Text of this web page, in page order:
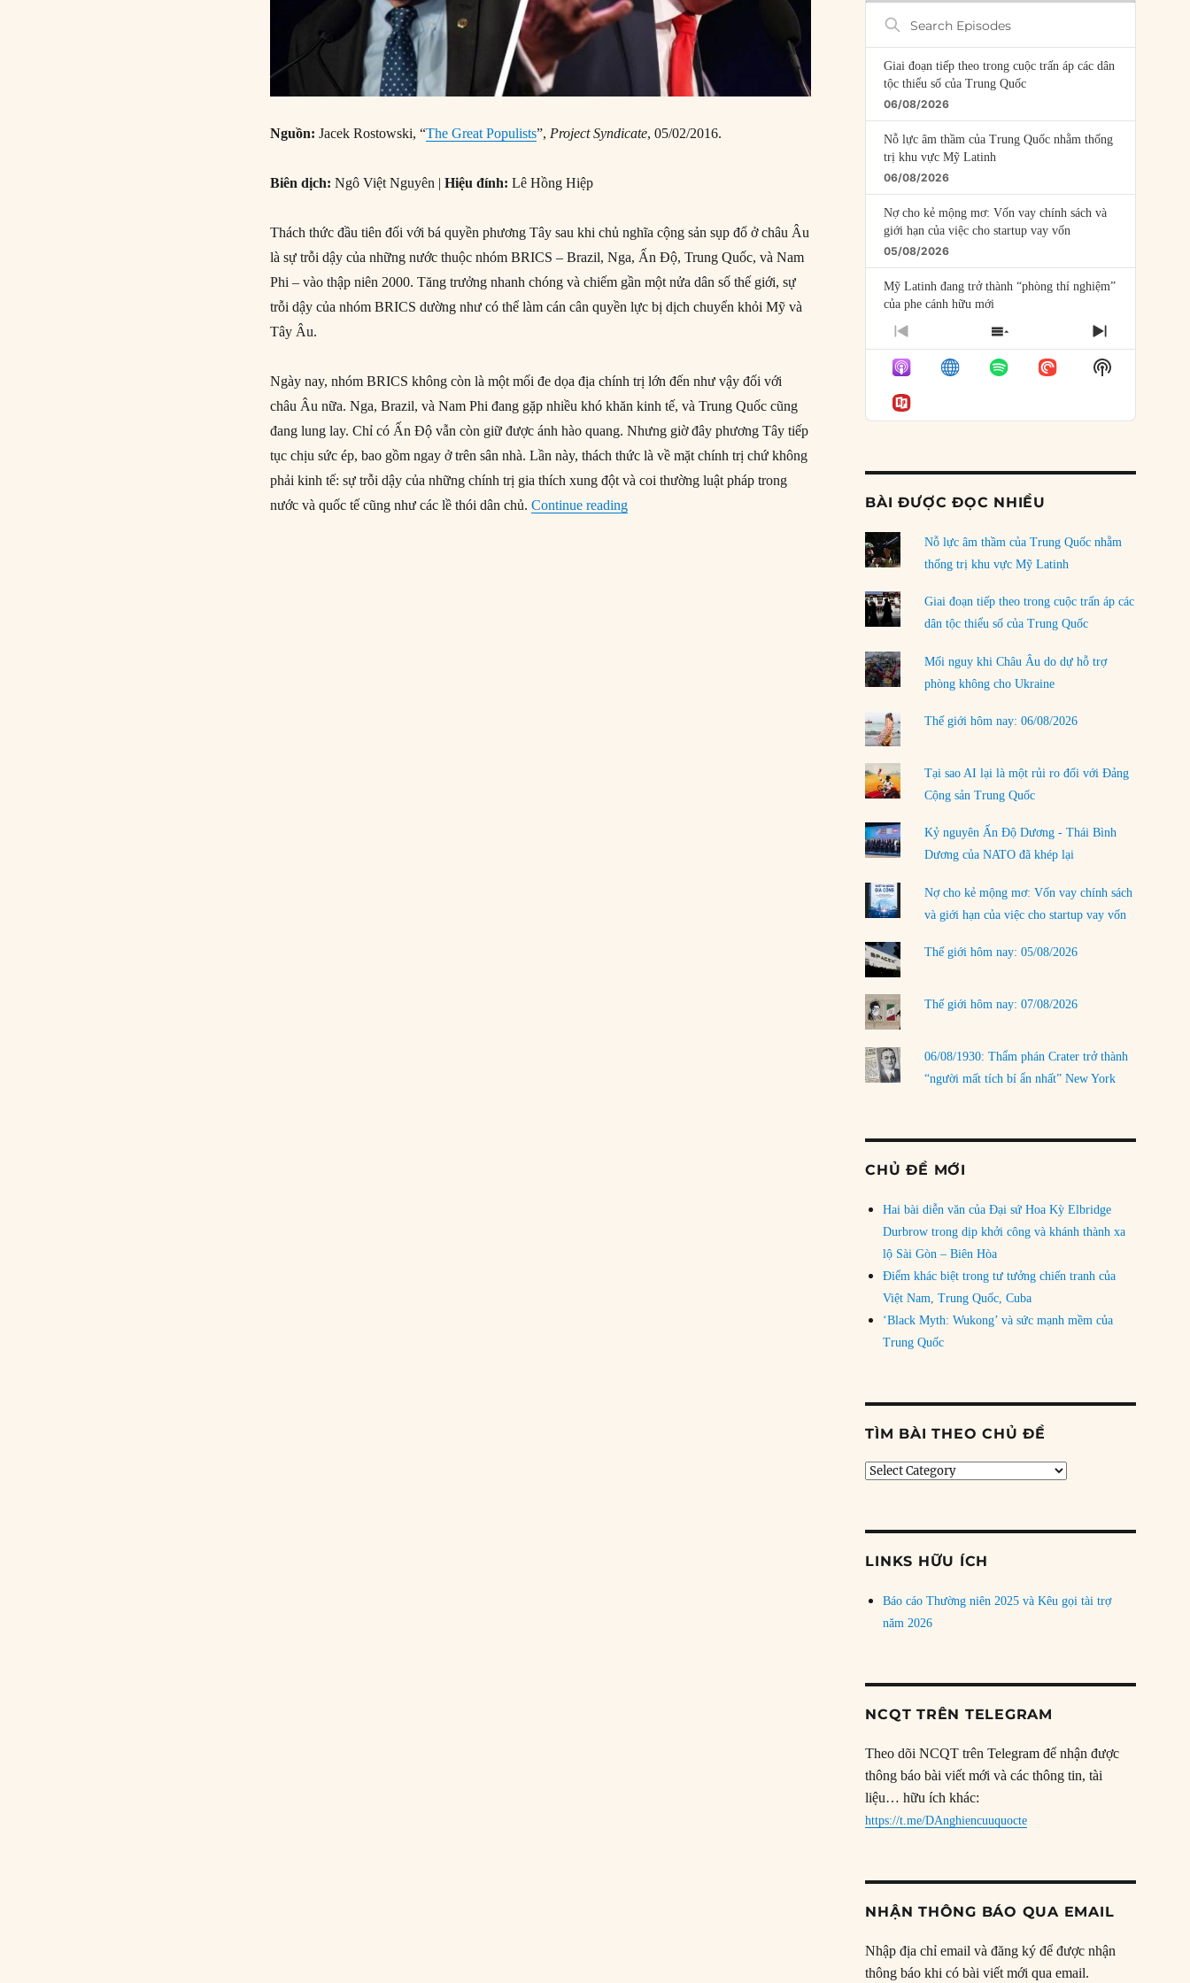
Nguồn: Jacek Rostowski, “The Great Populists”, Project Syndicate, 05/02/2016.
Biên dịch: Ngô Việt Nguyên |Hiệu đính: Lê Hồng Hiệp
Thách thức đầu tiên đối với bá quyền phương Tây sau khi chủ nghĩa cộng sản sụp đổ ở châu Âu
là sự trỗi dậy của những nước thuộc nhóm BRICS – Brazil, Nga, Ấn Độ, Trung Quốc, và Nam
Phi – vào thập niên 2000. Tăng trưởng nhanh chóng và chiếm gần một nửa dân số thế giới, sự
trỗi dậy của nhóm BRICS dường như có thể làm cán cân quyền lực bị dịch chuyển khỏi Mỹ và
Tây Âu.
Ngày nay, nhóm BRICS không còn là một mối đe dọa địa chính trị lớn đến như vậy đối với
châu Âu nữa. Nga, Brazil, và Nam Phi đang gặp nhiều khó khăn kinh tế, và Trung Quốc cũng
đang lung lay. Chỉ có Ấn Độ vẫn còn giữ được ánh hào quang. Nhưng giờ đây phương Tây tiếp
tục chịu sức ép, bao gồm ngay ở trên sân nhà. Lần này, thách thức là về mặt chính trị chứ không
phải kinh tế: sự trỗi dậy của những chính trị gia thích xung đột và coi thường luật pháp trong
nước và quốc tế cũng như các lề thói dân chủ.Continue reading“Thách thức từ những nhà ‘đại dân túy’”
Search
Episodes
Giai đoạn tiếp theo trong cuộc trấn áp các dân
tộc thiểu số của Trung Quốc
06/08/2026
Nỗ lực âm thầm của Trung Quốc nhằm thống
trị khu vực Mỹ Latinh
06/08/2026
Nợ cho kẻ mộng mơ: Vốn vay chính sách và
giới hạn của việc cho startup vay vốn
05/08/2026
Mỹ Latinh đang trở thành “phòng thí nghiệm”
của phe cánh hữu mới
04/08/2026
Tại sao Trung Quốc phủ nhận cuộc gặp với
Ngoại trưởng Nhật Bản?
04/08/2026
03/08/2026
Đặt cược vào thất bại: Các quỹ đầu tư mạo
rủi ro
02/08/2026
Làm thế nào để kết thúc Chiến tranh Iran?
01/08/2026
Chiến lược kế tiếp của Bắc Kinh ở Biển Đông
31/07/2026
Trật tự thế giới mới: Các nước nhỏ sẽ luôn
phải chịu đựng?
30/07/2026
LOAD MORE
PREVIOUS
EPISODE
SHOW
EPISODES
LIST
NEXT
EPISODE
Show
Podcast
BÀI ĐƯỢC ĐỌC NHIỀU
Nỗ lực âm thầm của Trung Quốc nhằm
thống trị khu vực Mỹ Latinh
Giai đoạn tiếp theo trong cuộc trấn áp các
dân tộc thiểu số của Trung Quốc
Mối nguy khi Châu Âu do dự hỗ trợ
phòng không cho Ukraine
Thế giới hôm nay: 06/08/2026
Tại sao AI lại là một rủi ro đối với Đảng
Cộng sản Trung Quốc
Kỷ nguyên Ấn Độ Dương - Thái Bình
Dương của NATO đã khép lại
Nợ cho kẻ mộng mơ: Vốn vay chính sách
và giới hạn của việc cho startup vay vốn
Thế giới hôm nay: 05/08/2026
Thế giới hôm nay: 07/08/2026
06/08/1930: Thẩm phán Crater trở thành
“người mất tích bí ẩn nhất” New York
CHỦ ĐỀ MỚI
Hai bài diễn văn của Đại sứ Hoa Kỳ Elbridge
Durbrow trong dịp khởi công và khánh thành xa
lộ Sài Gòn – Biên Hòa
Điểm khác biệt trong tư tưởng chiến tranh của
Việt Nam, Trung Quốc, Cuba
‘Black Myth: Wukong’ và sức mạnh mềm của
Trung Quốc
TÌM BÀI THEO CHỦ ĐỀ
Tìm
chủ
LINKS HỮU ÍCH
Báo cáo Thường niên 2025 và Kêu gọi tài trợ
năm 2026
NCQT TRÊN TELEGRAM
Theo dõi NCQT trên Telegram để nhận được
thông báo bài viết mới và các thông tin, tài
liệu… hữu ích khác:
https://t.me/DAnghiencuuquocte
NHẬN THÔNG BÁO QUA EMAIL
Nhập địa chỉ email và đăng ký để được nhận
thông báo khi có bài viết mới qua email.